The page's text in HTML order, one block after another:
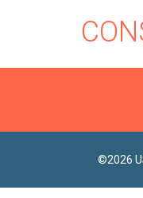
©2026